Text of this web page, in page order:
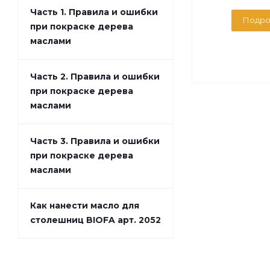
Часть 1. Правила и ошибки
при покраске дерева
маслами
Часть 2. Правила и ошибки
при покраске дерева
маслами
Часть 3. Правила и ошибки
при покраске дерева
маслами
Как нанести масло для
столешниц BIOFA арт. 2052